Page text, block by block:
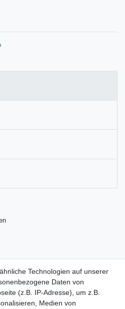
2013
Technologien auf unserer
Daten von
(z.B. IP-Adresse), um z.B.
Medien von